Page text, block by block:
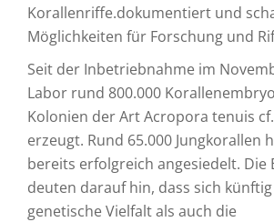
Korallenriffe.dokumentiert und
Möglichkeiten für Forschung und
Seit der Inbetriebnahme im
Labor rund 800.000
Kolonien der Art Acropora tenuis
erzeugt. Rund 65.000 Jungkorallen
bereits erfolgreich angesiedelt. Die
deuten darauf hin, dass sich
genetische Vielfalt als auch die